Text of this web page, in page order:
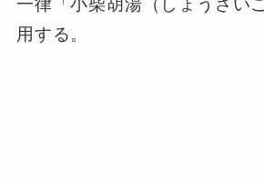
一律「小柴胡湯（しょうさい
用する。